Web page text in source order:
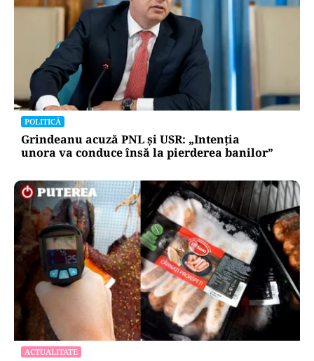
POLITICĂ
Grindeanu acuză PNL și USR: „Intenția
unora va conduce însă la pierderea banilor”
ACTUALITATE